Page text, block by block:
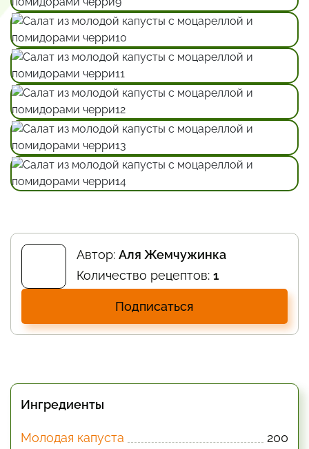
Автор: Аля Жемчужинка
Количество рецептов: 1
Подписаться
Ингредиенты
Молодая капуста
200